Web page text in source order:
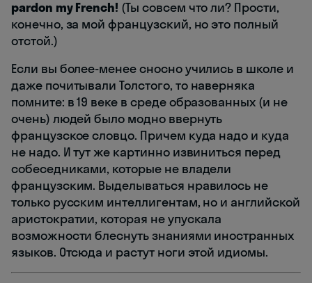
pardon my French! (Ты совсем что ли? Прости,
конечно, за мой французский, но это полный
отстой.)
Если вы более-менее сносно учились в школе и
даже почитывали Толстого, то наверняка
помните: в 19 веке в среде образованных (и не
очень) людей было модно ввернуть
французское словцо. Причем куда надо и куда
не надо. И тут же картинно извиниться перед
собеседниками, которые не владели
французским. Выделываться нравилось не
только русским интеллигентам, но и английской
аристократии, которая не упускала
возможности блеснуть знаниями иностранных
языков. Отсюда и растут ноги этой идиомы.